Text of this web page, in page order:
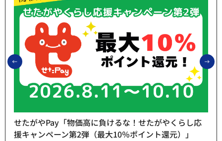
前のスライドを表示
せたがやPay「物価高に負けるな！せたがやくらし応
援キャンペーン第2弾（最大10％ポイント還元）」